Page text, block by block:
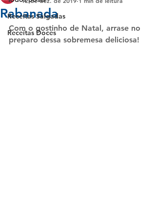
Receitas Salgadas
Receitas Doces
Rabanada
Com o gostinho de Natal, arrase no
preparo dessa sobremesa deliciosa!